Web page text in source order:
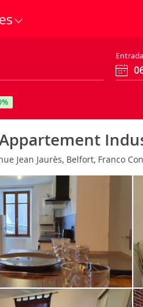
Entrada
Jean Jaurès, Belfort, Franco